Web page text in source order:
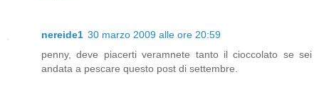
nereide1 30 marzo 2009 alle ore 20:59
penny, deve piacerti veramnete tanto il cioccolato se sei
andata a pescare questo post di settembre.